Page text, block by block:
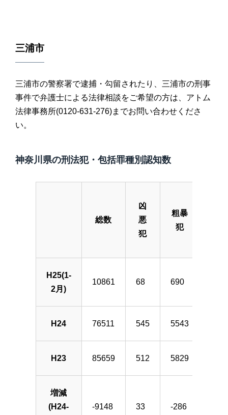
三浦市
三浦市の警察署で逮捕・勾留されたり、三浦市の刑事
事件で弁護士による法律相談をご希望の方は、アトム
法律事務所(0120-631-276)までお問い合わせくださ
い。
神奈川県の刑法犯・包括罪種別認知数
総数
凶
悪
犯
粗暴
犯
H25(1-
2月)
10861 68 690
H24 76511 545 5543
H23 85659 512 5829
増減
(H24-
-9148 33 -286